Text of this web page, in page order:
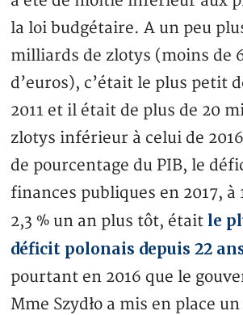
la loi budgétaire. A un peu
milliards de zlotys (moins de
d’euros), c’était le plus petit
2011 et il était de plus de 20
zlotys inférieur à celui de
de pourcentage du PIB, le
finances publiques en 2017, à
2,3 % un an plus tôt, était le
déficit polonais depuis 22
pourtant en 2016 que le
Mme Szydło a mis en place